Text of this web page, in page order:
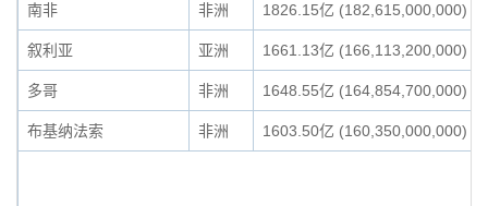
南非 非洲 1826.15亿 (182,615,000,000)
叙利亚 亚洲 1661.13亿 (166,113,200,000)
多哥 非洲 1648.55亿 (164,854,700,000)
布基纳法索 非洲 1603.50亿 (160,350,000,000)